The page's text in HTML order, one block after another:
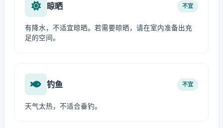
晾晒 不宜
有降水，不适宜晾晒。若需要晾晒，请在室内准备出充
足的空间。
钓鱼 不宜
天气太热，不适合垂钓。